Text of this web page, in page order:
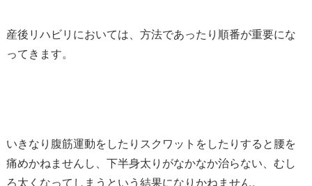
産後リハビリにおいては、方法であったり順番が重要にな
ってきます。
いきなり腹筋運動をしたりスクワットをしたりすると腰を
痛めかねませんし、下半身太りがなかなか治らない、むし
ろ太くなってしまうという結果になりかねません。